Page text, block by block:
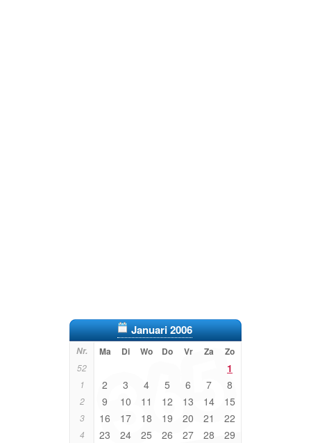
Januari 2006
Nr. Ma Di Wo Do Vr Za Zo
52 1
1 2 3 4 5 6 7 8
2 9 10 11 12 13 14 15
3 16 17 18 19 20 21 22
4 23 24 25 26 27 28 29